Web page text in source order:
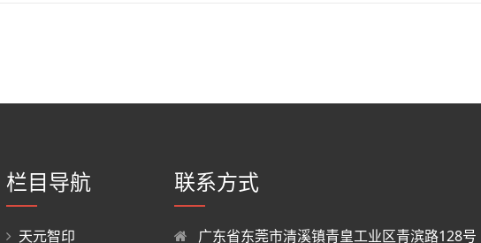
栏目导航
天元智印
联系方式
广东省东莞市清溪镇青皇工业区青滨路128号